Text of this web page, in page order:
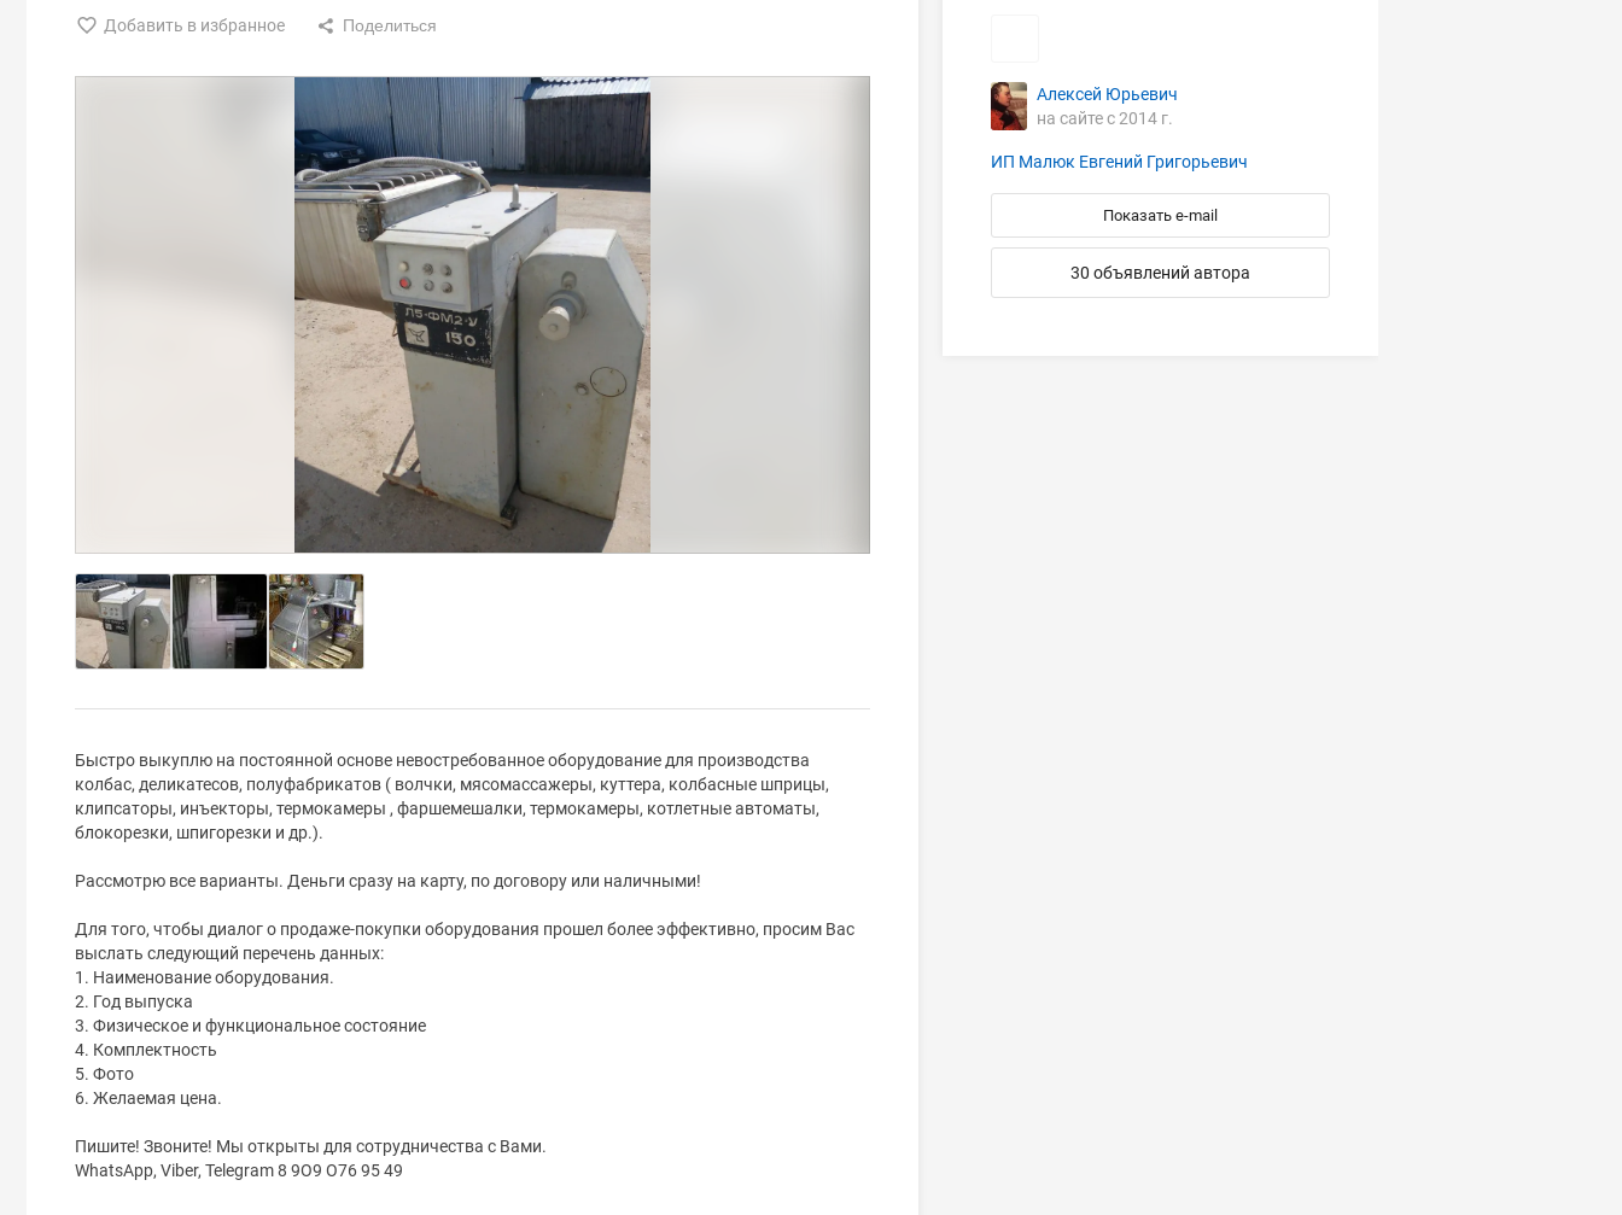
Добавить в избранное
Быстро выкуплю на постоянной основе невостребованное оборудование для производства
колбас, деликатесов, полуфабрикатов ( волчки, мясомассажеры, куттера, колбасные шприцы,
клипсаторы, инъекторы, термокамеры , фаршемешалки, термокамеры, котлетные автоматы,
блокорезки, шпигорезки и др.).
Рассмотрю все варианты. Деньги сразу на карту, по договору или наличными!
Для того, чтобы диалог о продаже-покупки оборудования прошел более эффективно, просим Вас
выслать следующий перечень данных:
1. Наименование оборудования.
2. Год выпуска
3. Физическое и функциональное состояние
4. Комплектность
5. Фото
6. Желаемая цена.
Пишите! Звоните! Мы открыты для сотрудничества с Вами.
WhatsApp, Viber, Telegram 8 9О9 О76 95 49
Алексей Юрьевич
на сайте с 2014 г.
ИП Малюк Евгений Григорьевич
Показать e-mail
30 объявлений автора